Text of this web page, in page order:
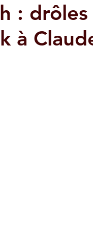
Déconseillé
:
à